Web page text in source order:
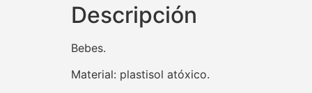
Descripción
Bebes.
Material: plastisol atóxico.